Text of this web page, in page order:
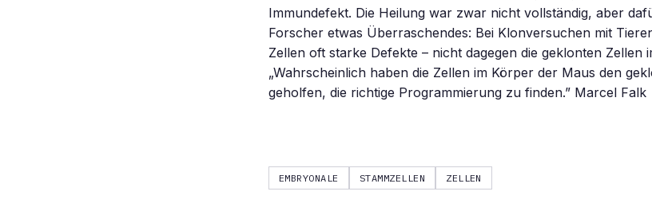
Immundefekt. Die Heilung war zwar nicht vollständig, aber
Forscher etwas Überraschendes: Bei Klonversuchen mit
Zellen oft starke Defekte – nicht dagegen die geklonten Zellen
„Wahrscheinlich haben die Zellen im Körper der Maus den
geholfen, die richtige Programmierung zu finden.” Marcel Falk
EMBRYONALE STAMMZELLEN ZELLEN